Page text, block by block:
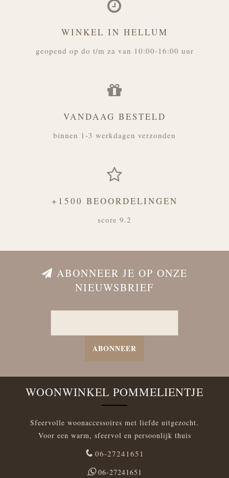
WINKEL IN HELLUM
geopend op do t/m za van 10:00-16:00 uur
VANDAAG BESTELD
binnen 1-3 werkdagen verzonden
+1500 BEOORDELINGEN
score 9.2
ABONNEER JE OP ONZE
NIEUWSBRIEF
ABONNEER
WOONWINKEL POMMELIENTJE
Sfeervolle woonaccessoires met liefde uitgezocht.
Voor een warm, sfeervol en persoonlijk thuis
06-27241651
06-27241651